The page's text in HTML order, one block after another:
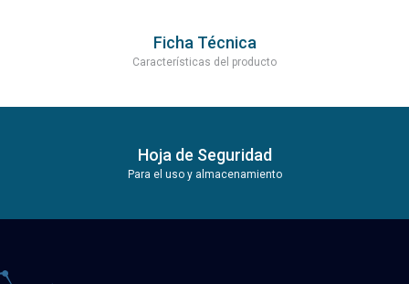
Ficha Técnica
Características del producto
Hoja de Seguridad
Para el uso y almacenamiento